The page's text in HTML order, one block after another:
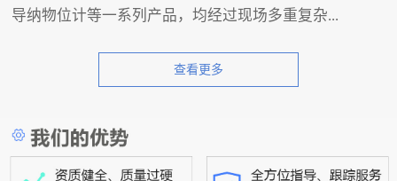
导纳物位计等一系列产品，均经过现场多重复杂...
查看更多